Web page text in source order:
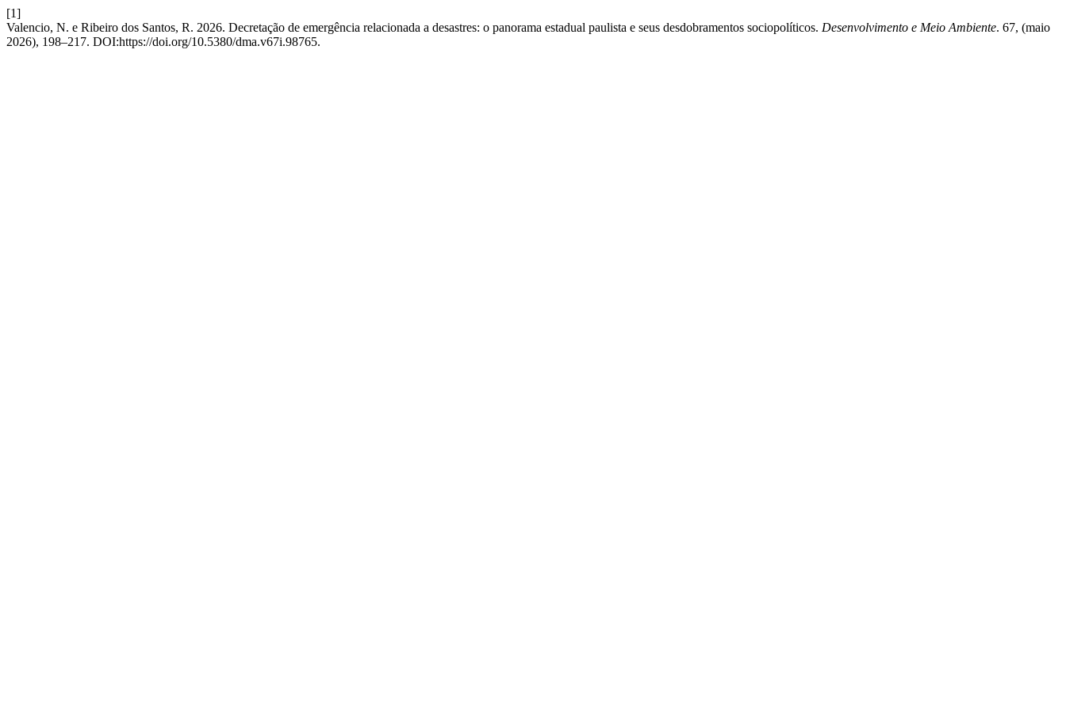
[1]
Valencio, N. e Ribeiro dos Santos, R. 2026. Decretação de emergência relacionada a desastres: o panorama estadual paulista e seus desdobramentos sociopolíticos. Desenvolvimento e Meio Ambiente. 67, (maio
2026), 198–217. DOI:https://doi.org/10.5380/dma.v67i.98765.